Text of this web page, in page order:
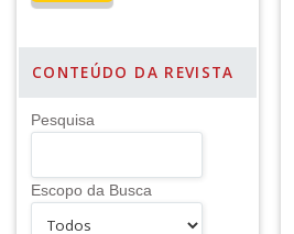
CONTEÚDO DA REVISTA
Pesquisa
Escopo da Busca